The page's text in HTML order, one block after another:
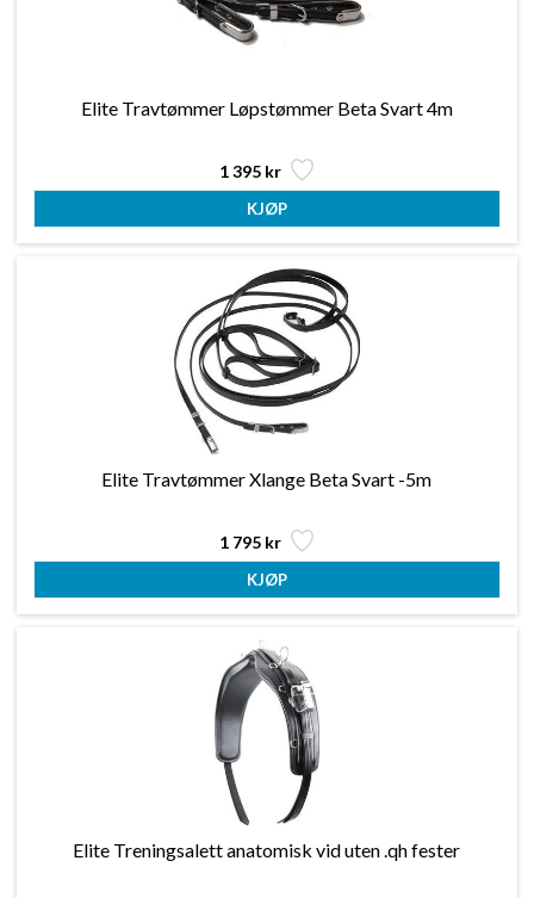
Elite Travtømmer Løpstømmer Beta Svart 4m
1 395 kr
Elite Travtømmer Xlange Beta Svart -5m
1 795 kr
Elite Treningsalett anatomisk vid uten .qh fester